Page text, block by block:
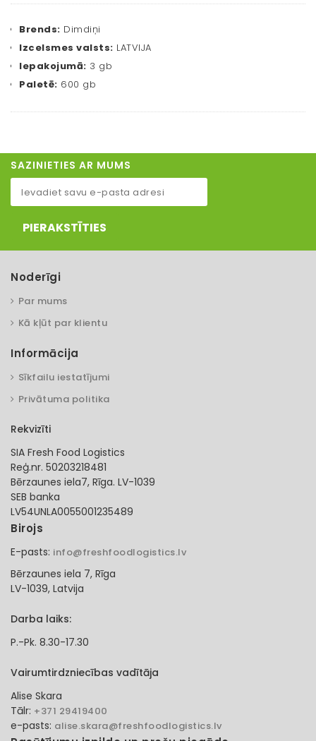
Brends: Dimdiņi
Izcelsmes valsts: LATVIJA
Iepakojumā: 3 gb
Paletē: 600 gb
SAZINIETIES AR MUMS
PIERAKSTĪTIES
Noderīgi
Par mums
Kā kļūt par klientu
Informācija
Sīkfailu iestatījumi
Privātuma politika
Rekvizīti
SIA Fresh Food Logistics
Reģ.nr. 50203218481
Bērzaunes iela7, Rīga. LV-1039
SEB banka
LV54UNLA0055001235489
Birojs
E-pasts: info@freshfoodlogistics.lv
Bērzaunes iela 7, Rīga
LV-1039, Latvija
Darba laiks:
P.-Pk. 8.30-17.30
Vairumtirdzniecības vadītāja
Alise Skara
Tālr: +371 29419400
e-pasts: alise.skara@freshfoodlogistics.lv